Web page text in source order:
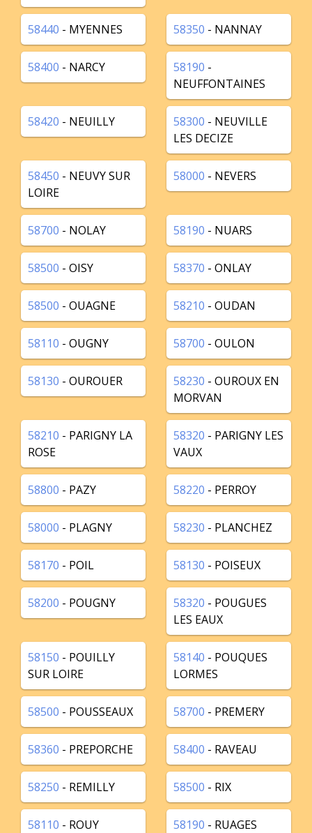
58440 - MYENNES 58350 - NANNAY
58400 - NARCY 58190 -
NEUFFONTAINES
58420 - NEUILLY 58300 - NEUVILLE
LES DECIZE
58450 - NEUVY SUR
LOIRE
58000 - NEVERS
58700 - NOLAY 58190 - NUARS
58500 - OISY 58370 - ONLAY
58500 - OUAGNE 58210 - OUDAN
58110 - OUGNY 58700 - OULON
58130 - OUROUER 58230 - OUROUX EN
MORVAN
58210 - PARIGNY LA
ROSE
58320 - PARIGNY LES
VAUX
58800 - PAZY 58220 - PERROY
58000 - PLAGNY 58230 - PLANCHEZ
58170 - POIL 58130 - POISEUX
58200 - POUGNY 58320 - POUGUES
LES EAUX
58150 - POUILLY
SUR LOIRE
58140 - POUQUES
LORMES
58500 - POUSSEAUX 58700 - PREMERY
58360 - PREPORCHE 58400 - RAVEAU
58250 - REMILLY 58500 - RIX
58110 - ROUY 58190 - RUAGES